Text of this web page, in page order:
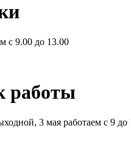
с 9.00 до 13.00
работы
3 мая работаем с 9